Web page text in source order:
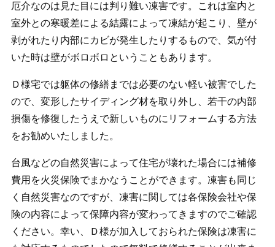
厄介なのは見た目には判り難い凍害です。これは室内と
室外との寒暖差による結露によって凍結が起こり、壁が
剥がれたり内部にカビが発生したりするもので、気が付
いた時は壁がボロボロということもあります。
Ｄ様宅では躯体の修繕までは必要のない軽い被害でした
ので、変形したサイディング材を取り外し、若干の内部
損傷を修復したうえで新しいものにリフォームする方法
をお勧めいたしました。
台風などの自然災害によって住宅が壊れた場合には補修
費用を火災保険でまかなうことができます。凍害も同じ
く自然災害なのですが、凍害に関しては各保険会社や保
険の内容によって保障内容が変わってきますのでご確認
ください。幸い、Ｄ様が加入しておられた保険は凍害に